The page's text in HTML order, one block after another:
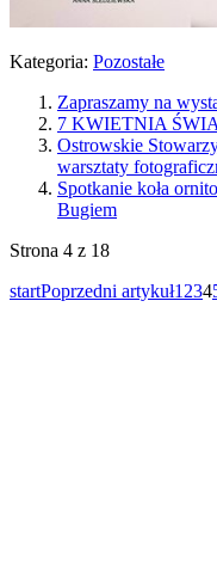
Kategoria: Pozostałe
Zapraszamy na
7 KWIETNIA
Ostrowskie
warsztaty
Spotkanie koła
Bugiem
Strona 4 z 18
startPoprzedni artykuł1 234